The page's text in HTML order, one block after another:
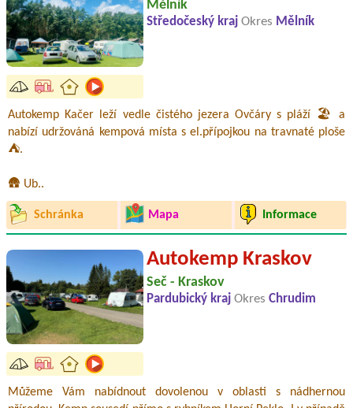
Mělník
Středočeský kraj Okres Mělník
Autokemp Kačer leží vedle čistého jezera Ovčáry s pláží 🏖️ a
nabízí udržováná kempová místa s el.přípojkou na travnaté ploše
⛺.
🛖 Ub..
Schránka Mapa Informace
Autokemp Kraskov
Seč - Kraskov
Pardubický kraj Okres Chrudim
Můžeme Vám nabídnout dovolenou v oblasti s nádhernou